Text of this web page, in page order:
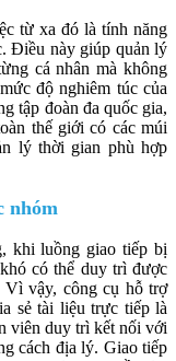
từ xa đó là tính năng
Điều này giúp quản lý
cá nhân mà không
độ nghiêm túc của
tập đoàn đa quốc gia,
thế giới có các múi
lý thời gian phù hợp
nhóm
khi luồng giao tiếp bị
có thể duy trì được
Vì vậy, công cụ hỗ trợ
sẻ tài liệu trực tiếp là
viên duy trì kết nối với
cách địa lý. Giao tiếp